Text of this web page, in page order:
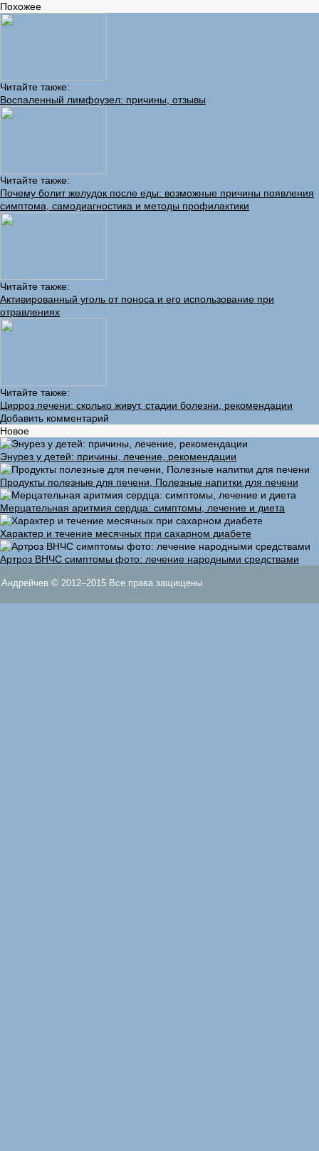
Похожее
Читайте также:
Воспаленный лимфоузел: причины, отзывы
Читайте также:
Почему болит желудок после еды: возможные причины появления
симптома, самодиагностика и методы профилактики
Читайте также:
Активированный уголь от поноса и его использование при
отравлениях
Читайте также:
Цирроз печени: сколько живут, стадии болезни, рекомендации
Добавить комментарий
Новое
Энурез у детей: причины, лечение, рекомендации
Продукты полезные для печени, Полезные напитки для печени
Мерцательная аритмия сердца: симптомы, лечение и диета
Характер и течение месячных при сахарном диабете
Артроз ВНЧС симптомы фото: лечение народными средствами
Андрейчев © 2012–2015 Все права защищены